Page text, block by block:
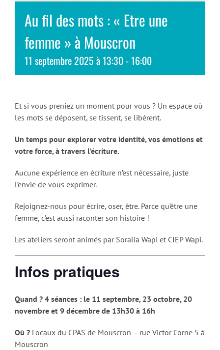
Au fil des mots : « Etre une
femme » à Mouscron
11 septembre 2025 à 13:30-16:00
Et si vous preniez un moment pour vous ? Un espace où
les mots se déposent, se tissent, se libèrent.
Un temps pour explorer votre identité, vos émotions et
votre force, à travers l’écriture.
Aucune expérience en écriture n’est nécessaire, juste
l’envie de vous exprimer.
Rejoignez-nous pour écrire, oser, être. Parce qu’être une
femme, c’est aussi raconter son histoire !
Les ateliers seront animés par Soralia Wapi et CIEP Wapi.
Infos pratiques
Quand ? 4 séances : le 11 septembre, 23 octobre, 20
novembre et 9 décembre de 13h30 à 16h
Où ? Locaux du CPAS de Mouscron – rue Victor Corne 5 à
Mouscron